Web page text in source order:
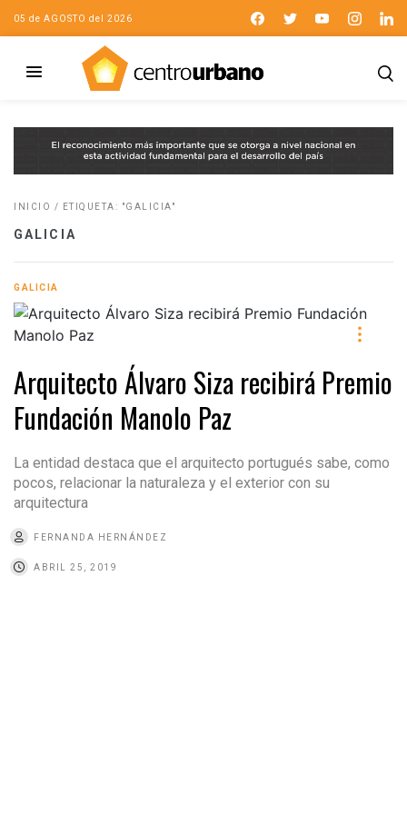
05 de AGOSTO del 2026
INICIO / ETIQUETA: "GALICIA"
GALICIA
GALICIA
Arquitecto Álvaro Siza recibirá Premio
Fundación Manolo Paz
La entidad destaca que el arquitecto portugués sabe, como
pocos, relacionar la naturaleza y el exterior con su
arquitectura
FERNANDA HERNÁNDEZ
ABRIL 25, 2019